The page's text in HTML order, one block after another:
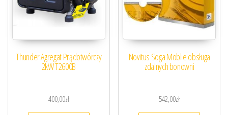
Thunder Agregat Prądotwórczy
2kW T2600B
400,00zł
Novitus Soga Moblie obsługa
zdalnych bonowni
542,00zł